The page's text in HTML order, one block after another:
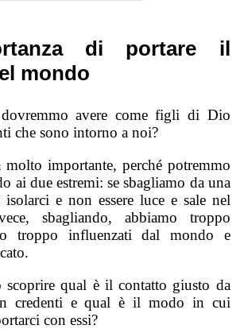
di portare il
mondo
avere come figli di Dio
che sono intorno a noi?
molto importante, perché potremmo
ai due estremi: se sbagliamo da una
isolarci e non essere luce e sale nel
sbagliando, abbiamo troppo
troppo influenzati dal mondo e
scoprire qual è il contatto giusto da
credenti e qual è il modo in cui
con essi?